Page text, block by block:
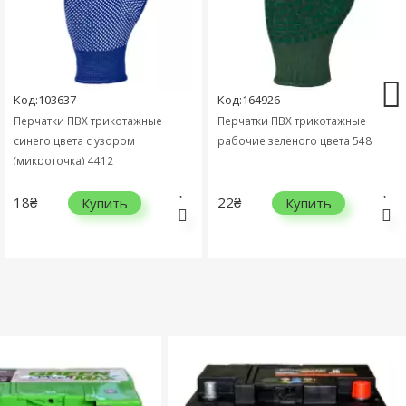
Код:103637
Перчатки ПВХ трикотажные
синего цвета с узором
(микроточка) 4412
18₴ Купить
Код:164926
Перчатки ПВХ трикотажные
рабочие зеленого цвета 548
22₴ Купить